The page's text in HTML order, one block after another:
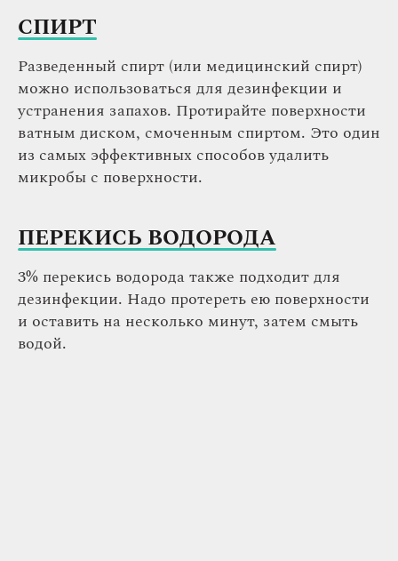
СПИРТ
Разведенный спирт (или медицинский спирт)
можно использоваться для дезинфекции и
устранения запахов. Протирайте поверхности
ватным диском, смоченным спиртом. Это один
из самых эффективных способов удалить
микробы с поверхности.
ПЕРЕКИСЬ ВОДОРОДА
3% перекись водорода также подходит для
дезинфекции. Надо протереть ею поверхности
и оставить на несколько минут, затем смыть
водой.